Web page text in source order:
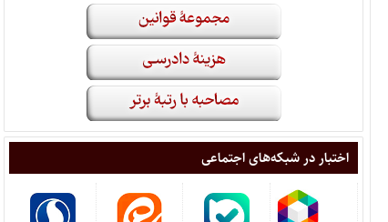
اختبار در شبکه‌های اجتماعی